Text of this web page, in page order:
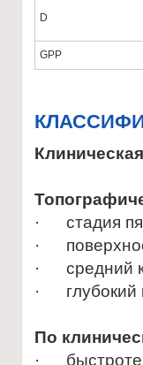
D
GPP
· стадия
·
· средний
· глубокий
По
·